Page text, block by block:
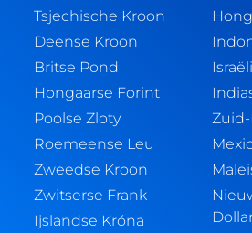
Tsjechische Kroon
Deense Kroon
Britse Pond
Hongaarse Forint
Poolse Zloty
Roemeense Leu
Zweedse Kroon
Zwitserse Frank
Ijslandse Króna